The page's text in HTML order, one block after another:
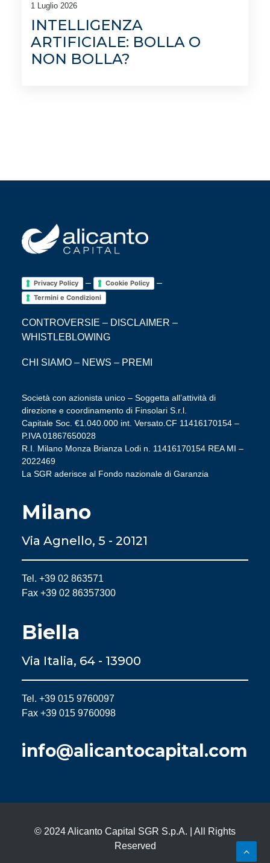
1 Luglio 2026
INTELLIGENZA
ARTIFICIALE: BOLLA O
NON BOLLA?
Privacy Policy – Cookie Policy –
Termini e Condizioni
CONTROVERSIE – DISCLAIMER –
WHISTLEBLOWING
CHI SIAMO – NEWS – PREMI
Società con azionista unico – Soggetta all’attività di
direzione e coordinamento di Finsolari S.r.l.
Capitale Soc. €1.040.000 int. Versato.CF 11416170154 –
P.IVA 01867650028
R.I. Milano Monza Brianza Lodi n. 11416170154 REA MI –
2022469
La SGR aderisce al Fondo nazionale di Garanzia
Milano
Via Agnello, 5 - 20121
Tel. +39 02 863571
Fax +39 02 86357300
Biella
Via Italia, 64 - 13900
Tel. +39 015 9760097
Fax +39 015 9760098
info@alicantocapital.com
© 2024 Alicanto Capital SGR S.p.A. | All Rights
Reserved